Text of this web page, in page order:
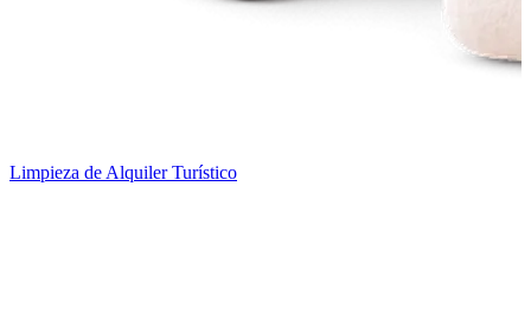
Limpieza de Alquiler Turístico